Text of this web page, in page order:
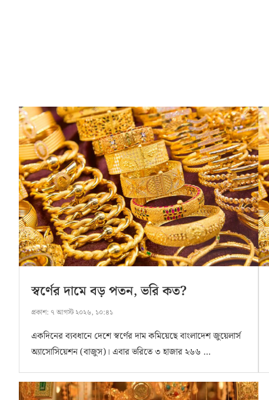
স্বর্ণের দামে বড় পতন, ভরি কত?
প্রকাশ: ৭ আগস্ট ২০২৬, ১০:৪১
একদিনের ব্যবধানে দেশে স্বর্ণের দাম কমিয়েছে বাংলাদেশ জুয়েলার্স
অ্যাসোসিয়েশন (বাজুস)। এবার ভরিতে ৩ হাজার ২৬৬ …